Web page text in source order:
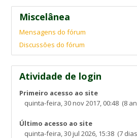
Miscelânea
Mensagens do fórum
Discussões do fórum
Atividade de login
Primeiro acesso ao site
quinta-feira, 30 nov 2017, 00:48 (8
Último acesso ao site
quinta-feira, 30 jul 2026, 15:38 (7